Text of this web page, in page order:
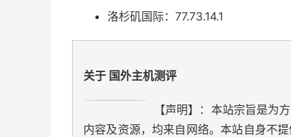
洛杉矶国际：77.73.14.1
关于 国外主机测评
【声明】：本站宗旨是为
内容及资源，均来自网络。本站自身不